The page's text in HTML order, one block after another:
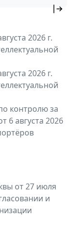
2026 г.
2026 г.
контролю за
6 августа 2026
от 27 июля
и